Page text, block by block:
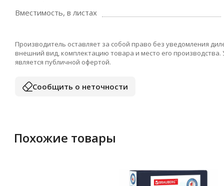
Вместимость, в листах
Производитель оставляет за собой право без уведомления
внешний вид, комплектацию товара и место его
является публичной офертой.
Сообщить о неточности
Похожие товары